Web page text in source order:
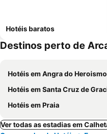
Hotéis baratos
Destinos perto de
Hotéis em Angra do Heroismo
Hotéis em Santa Cruz de
Hotéis em Praia
Ver todas as estadias em